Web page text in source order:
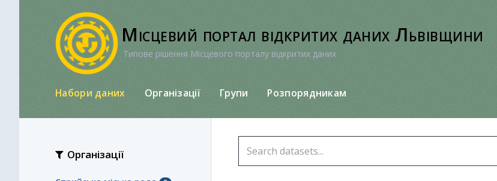
Місцевий портал відкритих даних Львівщини
Типове рішення Місцевого порталу відкритих даних
Набори даних Організації Групи Розпорядникам
Організації